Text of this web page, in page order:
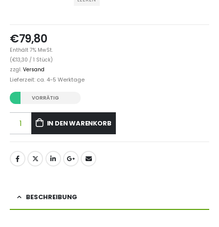
€79,80
Enthält 7% MwSt.
(€13,30 / 1 Stück)
zzgl. Versand
Lieferzeit: ca. 4-5 Werktage
VORRÄTIG
IN DEN WARENKORB
BESCHREIBUNG